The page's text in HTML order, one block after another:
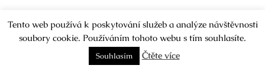
Tento web používá k poskytování služeb a analýze návštěvnosti
soubory cookie. Používáním tohoto webu s tím souhlasíte.
Souhlasím Čtěte více